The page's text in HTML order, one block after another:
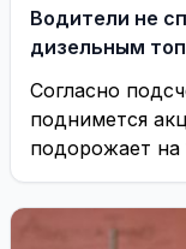
Водители не
дизельным
Согласно
поднимется
подорожает на